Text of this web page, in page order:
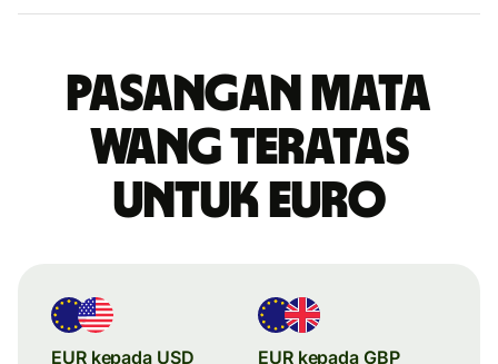
Pasangan mata
wang teratas
untuk Euro
EUR kepada USD EUR kepada GBP